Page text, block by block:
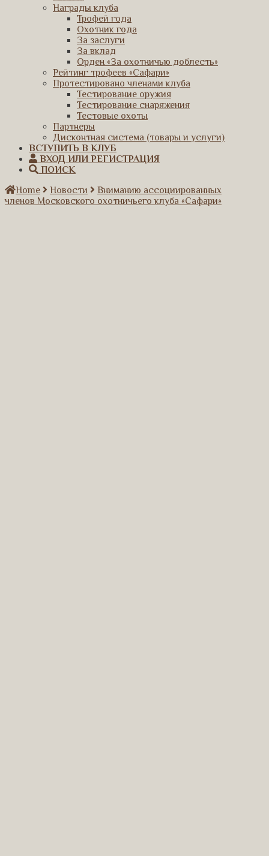
Награды клуба
Трофей года
Охотник года
За заслуги
За вклад
Орден «За охотничью доблесть»
Рейтинг трофеев «Сафари»
Протестировано членами клуба
Тестирование оружия
Тестирование снаряжения
Тестовые охоты
Партнеры
Дисконтная система (товары и услуги)
ВСТУПИТЬ В КЛУБ
ВХОД ИЛИ РЕГИСТРАЦИЯ
ПОИСК
Home
Новости
Вниманию ассоциированных
членов Московского охотничьего клуба «Сафари»